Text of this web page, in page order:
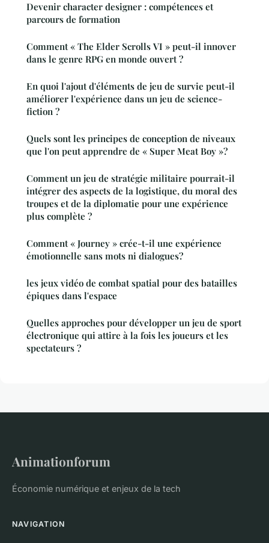
Devenir character designer : compétences et
parcours de formation
Comment « The Elder Scrolls VI » peut-il innover
dans le genre RPG en monde ouvert ?
En quoi l'ajout d'éléments de jeu de survie peut-il
améliorer l'expérience dans un jeu de science-
fiction ?
Quels sont les principes de conception de niveaux
que l'on peut apprendre de « Super Meat Boy »?
Comment un jeu de stratégie militaire pourrait-il
intégrer des aspects de la logistique, du moral des
troupes et de la diplomatie pour une expérience
plus complète ?
Comment « Journey » crée-t-il une expérience
émotionnelle sans mots ni dialogues?
les jeux vidéo de combat spatial pour des batailles
épiques dans l'espace
Quelles approches pour développer un jeu de sport
électronique qui attire à la fois les joueurs et les
spectateurs ?
Animationforum
Économie numérique et enjeux de la tech
NAVIGATION